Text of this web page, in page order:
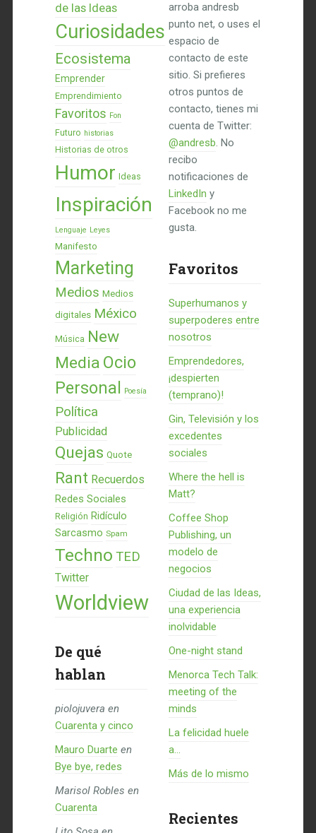
de las Ideas
Curiosidades
Ecosistema
Emprender
Emprendimiento
Favoritos Fon
Futuro historias
Historias de otros
Humor Ideas
Inspiración
Lenguaje Leyes
Manifesto
Marketing
Medios Medios
digitales México
Música New
Media Ocio
Personal Poesía
Política
Publicidad
Quejas Quote
Rant Recuerdos
Redes Sociales
Religión Ridículo
Sarcasmo Spam
Techno TED
Twitter
Worldview
De qué
hablan
piolojuvera en
Cuarenta y cinco
Mauro Duarte en
Bye bye, redes
Marisol Robles en
Cuarenta
arroba andresb
punto net, o uses el
espacio de
contacto de este
sitio. Si prefieres
otros puntos de
contacto, tienes mi
cuenta de Twitter:
@andresb. No
recibo
notificaciones de
LinkedIn y
Facebook no me
gusta.
Favoritos
Superhumanos y
superpoderes entre
nosotros
Emprendedores,
¡despierten
(temprano)!
Gin, Televisión y los
excedentes
sociales
Where the hell is
Matt?
Coffee Shop
Publishing, un
modelo de
negocios
Ciudad de las Ideas,
una experiencia
inolvidable
One-night stand
Menorca Tech Talk:
meeting of the
minds
La felicidad huele
a...
Más de lo mismo
Recientes